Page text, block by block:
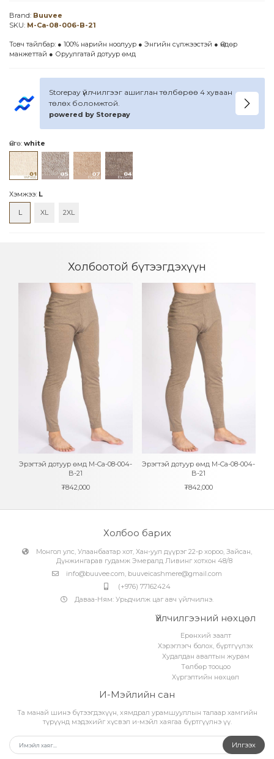
Brand: Buuvee
SKU: M-Ca-08-006-B-21
Товч тайлбар: ● 100% нарийн ноолуур ● Энгийн сүлжээстэй ● Өндөр
манжеттай ● Оруулгатай дотуур өмд
Storepay үйлчилгээг ашиглан төлбөрөө 4 хуваан
төлөх боломжтой.
powered by Storepay
Өнгө: white
Хэмжээ: L
L XL 2XL
Холбоотой бүтээгдэхүүн
Эрэгтэй дотуур өмд M-Ca-08-004-
B-21
842,000
₮
Эрэгтэй дотуур өмд M-Ca-08-004-
B-21
842,000
₮
Холбоо барих
Монгол улс, Улаанбаатар хот, Хан-уул дүүрэг 22-р хороо, Зайсан,
Дүнжингарав гудамж Эмералд Ливинг хотхон 48/8
info@buuvee.com, buuveicashmere@gmail.com
(+976) 77162424
Даваа-Ням: Урьдчилж цаг авч үйлчилнэ.
Үйлчилгээний нөхцөл
Ерөнхий заалт
Хэрэглэгч болох, бүртгүүлэх
Худалдан авалтын журам
Төлбөр тооцоо
Хүргэлтийн нөхцөл
И-Мэйлийн сан
Та манай шинэ бүтээгдэхүүн, хямдрал урамшууллын талаар хамгийн
түрүүнд мэдэхийг хүсвэл и-мэйл хаягаа бүртгүүлнэ үү.
Илгээх